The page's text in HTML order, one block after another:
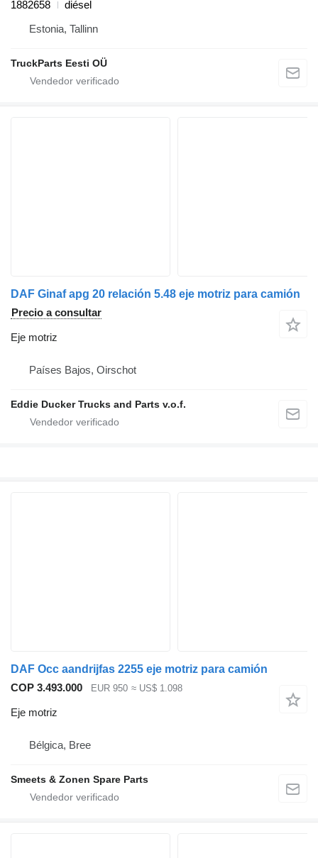
1882658
diésel
Estonia, Tallinn
TruckParts Eesti OÜ
DAF Ginaf apg 20 relación 5.48 eje motriz para camión
Precio a consultar
Eje motriz
Países Bajos, Oirschot
Eddie Ducker Trucks and Parts v.o.f.
DAF Occ aandrijfas 2255 eje motriz para camión
COP 3.493.000
EUR 950 ≈ US$ 1.098
Eje motriz
Bélgica, Bree
Smeets & Zonen Spare Parts